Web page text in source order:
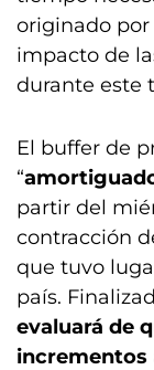
originado
impacto de
durante este
El buffer de
“
partir del
contracción
que tuvo
país.
evaluará de
incrementos